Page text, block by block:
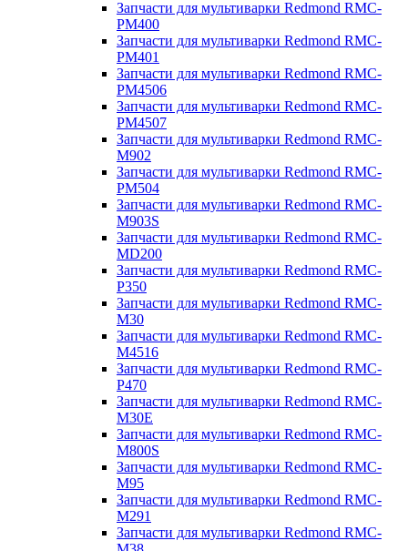
Запчасти для мультиварки Redmond RMC-
PM400
Запчасти для мультиварки Redmond RMC-
PM401
Запчасти для мультиварки Redmond RMC-
PM4506
Запчасти для мультиварки Redmond RMC-
PM4507
Запчасти для мультиварки Redmond RMC-
M902
Запчасти для мультиварки Redmond RMC-
PM504
Запчасти для мультиварки Redmond RMC-
M903S
Запчасти для мультиварки Redmond RMC-
MD200
Запчасти для мультиварки Redmond RMC-
P350
Запчасти для мультиварки Redmond RMC-
M30
Запчасти для мультиварки Redmond RMC-
M4516
Запчасти для мультиварки Redmond RMC-
P470
Запчасти для мультиварки Redmond RMC-
M30E
Запчасти для мультиварки Redmond RMC-
M800S
Запчасти для мультиварки Redmond RMC-
M95
Запчасти для мультиварки Redmond RMC-
M291
Запчасти для мультиварки Redmond RMC-